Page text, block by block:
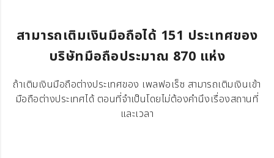
สามารถเติมเงินมือถือได้ 151 ประเทศของ
บริษัทมือถือประมาณ 870 แห่ง
ถ้าเติมเงินมือถือต่างประเทศของ เพลฟอเร็ซ สามารถเติมเงินเข้า
มือถือต่างประเทศได้ ตอนที่จำเป็นโดยไม่ต้องคำนึงเรื่องสถานที่
และเวลา